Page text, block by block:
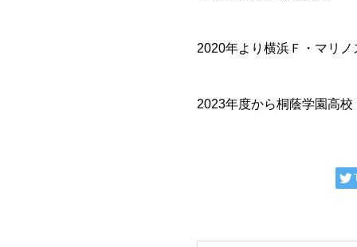
2020年より横浜Ｆ・マリ
2023年度から桐蔭学園高